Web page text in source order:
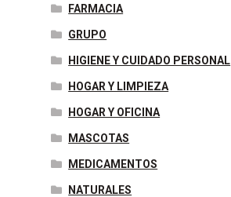
FARMACIA
GRUPO
HIGIENE Y CUIDADO PERSONAL
HOGAR Y LIMPIEZA
HOGAR Y OFICINA
MASCOTAS
MEDICAMENTOS
NATURALES